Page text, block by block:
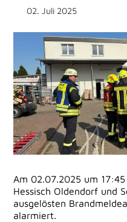
02. Juli 2025
Am 02.07.2025 um
Hessisch Oldendorf und
ausgelösten
alarmiert.